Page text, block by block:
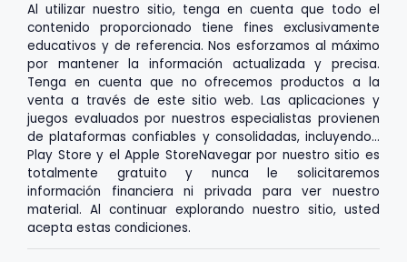
Al utilizar nuestro sitio, tenga en cuenta que todo el
contenido proporcionado tiene fines exclusivamente
educativos y de referencia. Nos esforzamos al máximo
por mantener la información actualizada y precisa.
Tenga en cuenta que no ofrecemos productos a la
venta a través de este sitio web. Las aplicaciones y
juegos evaluados por nuestros especialistas provienen
de plataformas confiables y consolidadas, incluyendo...
Play Store y elApple StoreNavegar por nuestro sitio es
totalmente gratuito y nunca le solicitaremos
información financiera ni privada para ver nuestro
material. Al continuar explorando nuestro sitio, usted
acepta estas condiciones.